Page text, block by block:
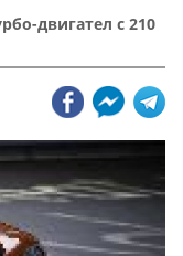
двигател с 210